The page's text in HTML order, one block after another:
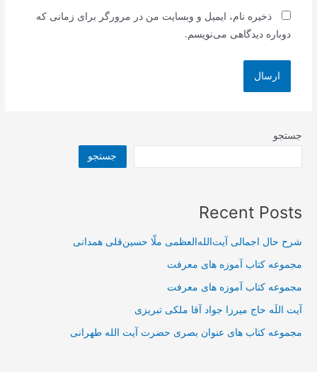
ذخیره نام، ایمیل و وبسایت من در مرورگر برای زمانی که
دوباره دیدگاهی می‌نویسم.
جستجو
جستجو
Recent Posts
شرح حال اجمالی آیت‌الله‌العظمی ملّا حسین‌قلی همدانی
مجموعه کتاب آموزه های معرفت
مجموعه کتاب آموزه های معرفت
آیت اللَه حاج میرزا جواد آقا ملکی تبریزی
مجموعه کتاب های عنوان بصری حضرت آیت الله طهرانی